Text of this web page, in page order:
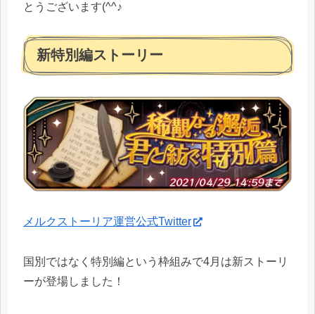
とうございます(^^♪
新特別編ストーリー
メルクストーリア運営公式Twitter
国別ではなく特別編という枠組みで4月は新ストーリ
ーが登場しました！